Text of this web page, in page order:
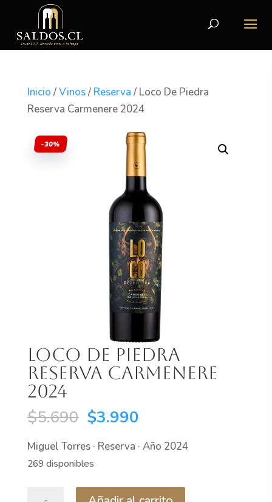
Inicio /Vinos/ Reserva / Loco De Piedra
Reserva Carmenere 2024
-30%
Loco De Piedra
Reserva Carmenere
2024
$5.690 El
original
era:
$5.690.
$3.990El
actual
$3.990.
Miguel Torres · Reserva · Año 2024
269 disponibles